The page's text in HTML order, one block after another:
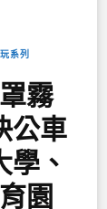
系列
霧
公車
、
園